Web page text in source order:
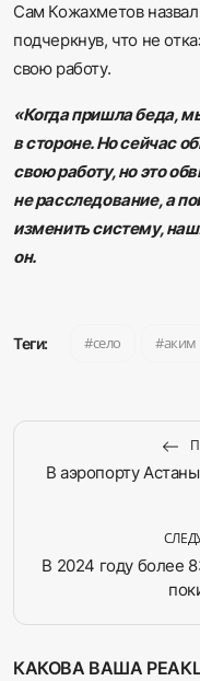
Сам Кожахметов
подчеркнув, что не
свою работу.
«Когда пришла беда,
в стороне. Но сейчас
свою работу, но это
не расследование, а
изменить систему,
он.
Теги: село аким
В аэропорту
В 2024 году более
КАКОВА ВАША